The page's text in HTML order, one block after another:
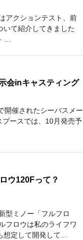
アクションテスト、前
いて紹介してきました
会inキャスティング
開催されたシーバスメー
ースでは、10月発売予
ウ120Fって？
型ミノー「フルフロ
フロウは私のライフワ
定して開発して...